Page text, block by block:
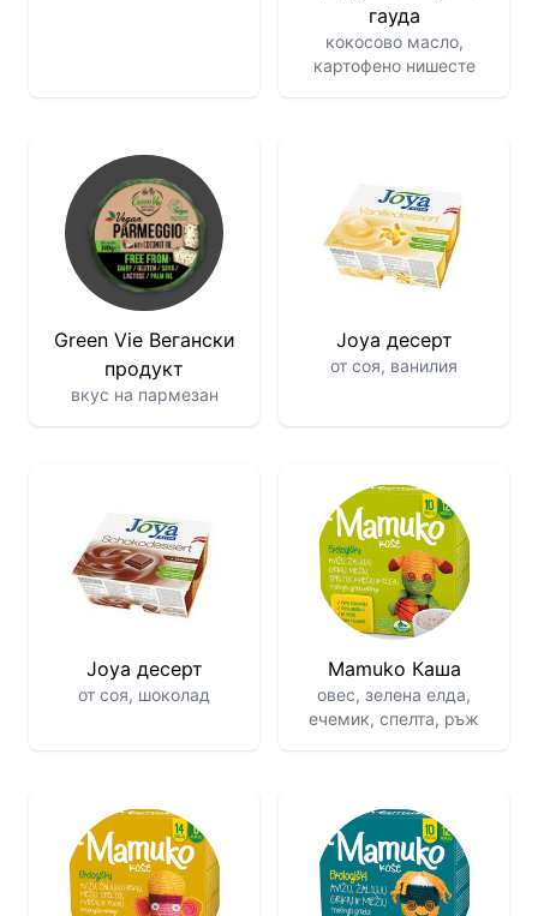
гауда
кокосово масло,
картофено нишесте
Green Vie Вегански
продукт
вкус на пармезан
Joya десерт
от соя, ванилия
Joya десерт
от соя, шоколад
Mamuko Каша
овес, зелена елда,
ечемик, спелта, ръж